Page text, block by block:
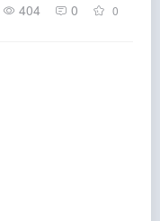
404 0 0